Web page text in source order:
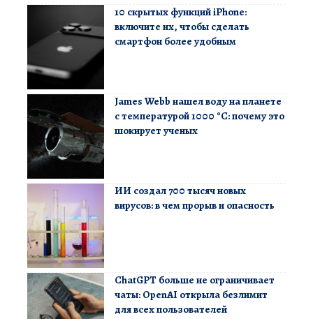
10 скрытых функций iPhone:
включите их, чтобы сделать
смартфон более удобным
James Webb нашел воду на планете
с температурой 1000 °C: почему это
шокирует ученых
ИИ создал 700 тысяч новых
вирусов: в чем прорыв и опасность
ChatGPT больше не ограничивает
чаты: OpenAI открыла безлимит
для всех пользователей